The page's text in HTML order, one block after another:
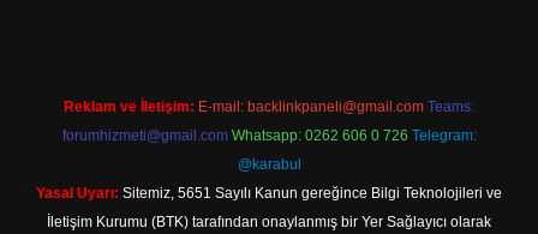
Reklam ve İletişim: E-mail: backlinkpaneli@gmail.com Teams:
forumhizmeti@gmail.com Whatsapp: 0262 606 0 726 Telegram:
@karabul
Yasal Uyarı: Sitemiz, 5651 Sayılı Kanun gereğince Bilgi Teknolojileri ve
İletişim Kurumu (BTK) tarafından onaylanmış bir Yer Sağlayıcı olarak